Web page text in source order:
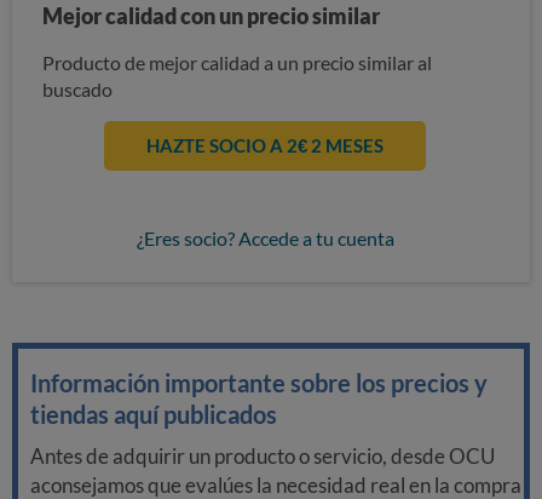
Mejor calidad con un precio similar
Producto de mejor calidad a un precio similar al
buscado
HAZTE SOCIO A 2€ 2 MESES
¿Eres socio? Accede a tu cuenta
Información importante sobre los precios y
tiendas aquí publicados
Antes de adquirir un producto o servicio, desde OCU
aconsejamos que evalúes la necesidad real en la compra